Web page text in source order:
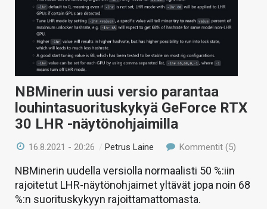
HINTA.FI
KAUPPA
VAIHDA TEEMA
HAKU
NBMinerin uusi versio parantaa
louhintasuorituskykyä GeForce RTX
30 LHR -näytönohjaimilla
16.8.2021 - 20:26 /Petrus Laine Kommentit (5)
NBMinerin uudella versiolla normaalisti 50 %:iin
rajoitetut LHR-näytönohjaimet yltävät jopa noin 68
%:n suorituskykyyn rajoittamattomasta.